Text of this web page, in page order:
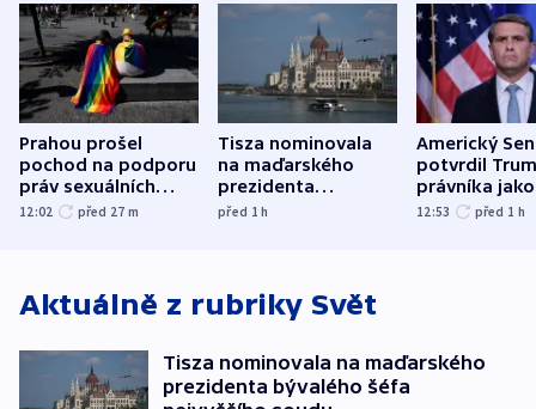
Prahou prošel
pochod na podporu
práv sexuálních
menšin
12:02 před 27 m
Tisza nominovala
na maďarského
prezidenta
bývalého šéfa
před 1h
Americký
potvrdil
právníka jako
ministra
12:53 před 1 h
Aktuálně z rubriky Svět
Tisza nominovala na maďarského
prezidenta bývalého šéfa